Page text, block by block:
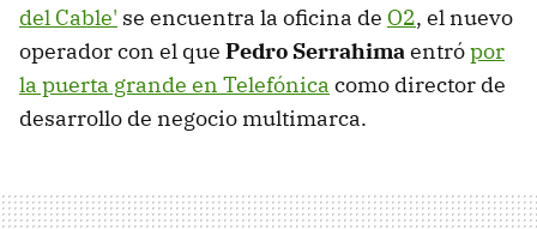
del Cable' se encuentra la oficina de O2, el nuevo
operador con el que Pedro Serrahimaentrópor
la puerta grande en Telefónica como director de
desarrollo de negocio multimarca.